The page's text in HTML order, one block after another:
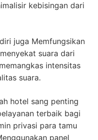
kebisingan dari
juga Memfungsikan
suara dari
intensitas
suara.
hotel sang penting
terbaik bagi
privasi para tamu
panel